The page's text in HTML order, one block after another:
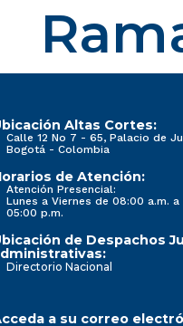
Altas Cortes:
Calle 12 No 7 - 65, Palacio de
Bogotá - Colombia
de Atención:
Atención Presencial:
Lunes a Viernes de 08:00 a.m.
05:00 p.m.
de Despachos
Directorio Nacional
a su correo